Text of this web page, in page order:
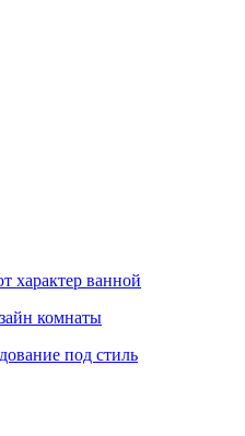
характер ванной
комнаты
под стиль